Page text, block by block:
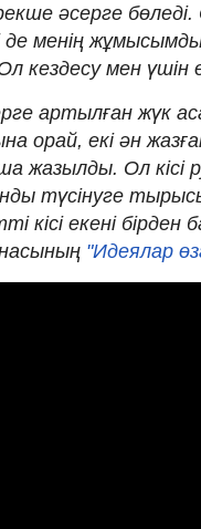
әсерге бөледі.
менің
Ол кездесу мен
артылған жүк
орай, екі ән
жазылды. Ол
түсінуге
кісі екені
"Идеялар